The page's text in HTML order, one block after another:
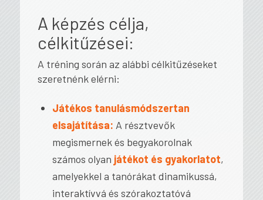
A képzés célja,
célkitűzései:
A tréning során az alábbi célkitűzéseket
szeretnénk elérni:
Játékos tanulásmódszertan
elsajátítása: A résztvevők
megismernek és begyakorolnak
számos olyan játékot és gyakorlatot,
amelyekkel a tanórákat dinamikussá,
interaktívvá és szórakoztatóvá